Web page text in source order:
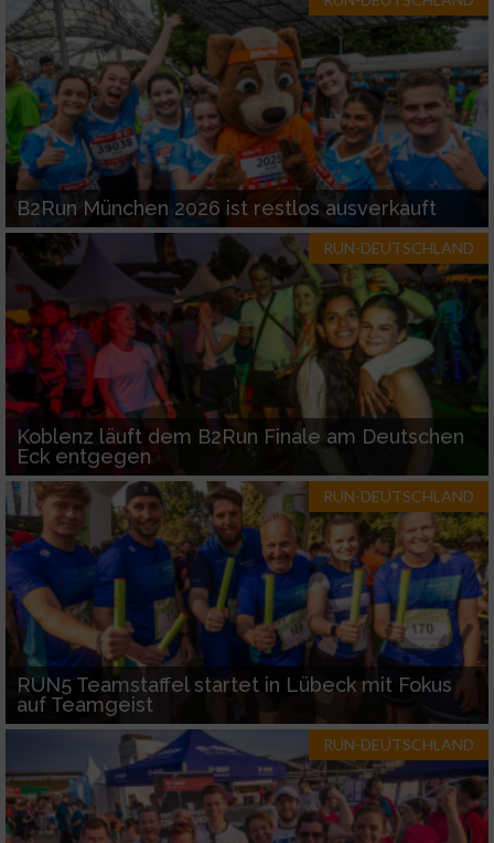
B2Run München 2026 ist restlos ausverkauft
RUN-DEUTSCHLAND
Koblenz läuft dem B2Run Finale am Deutschen
Eck entgegen
RUN-DEUTSCHLAND
RUN5 Teamstaffel startet in Lübeck mit Fokus
auf Teamgeist
RUN-DEUTSCHLAND
Werbung